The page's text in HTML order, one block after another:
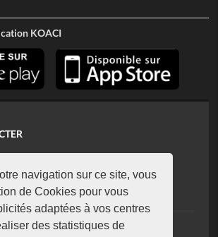
navigation sur ce site, vous
de Cookies pour vous
adaptées à vos centres
des statistiques de
KOACI
85 52 93